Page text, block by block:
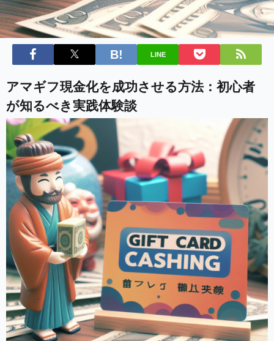
LINE
アマギフ現金化を成功させる方法：初心者
が知るべき実践体験談